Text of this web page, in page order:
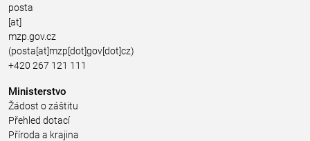
posta
[at]
mzp.gov.cz
(posta[at]mzp[dot]gov[dot]cz)
+420 267 121 111
Ministerstvo
Žádost o záštitu
Přehled dotací
Příroda a krajina